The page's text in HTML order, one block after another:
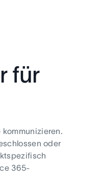
für
oder
365-